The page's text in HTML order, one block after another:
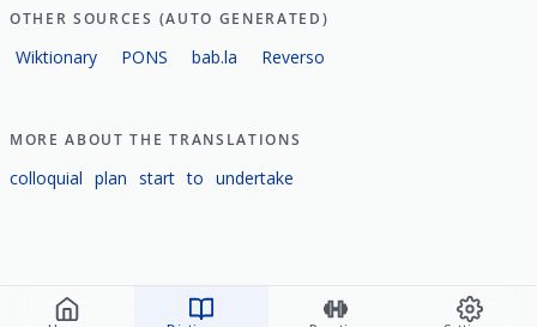
OTHER SOURCES (AUTO GENERATED)
Wiktionary PONS bab.la Reverso
MORE ABOUT THE TRANSLATIONS
colloquial plan start to undertake